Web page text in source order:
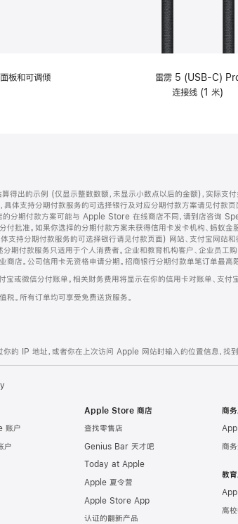
板和可调倾
雷雳 5 (USB-C)
连接线 (1 米)
得出的示例 (仅显示整数数额，未显示小数点以后的金额)，实际支
具体支持分期付款服务的可选择银行及对应分期付款方案请见付款
分期付款方案可能与 Apple Store 在线商店不同，请到店咨询
付批准。如果你选择的分期付款方案未获得信用卡发卡机构、蚂蚁
支持分期付款服务的可选择银行请见付款页面) 网站、支付宝网站
分期付款服务只适用于个人消费者。企业和教育机构客户、企业
商店。公司信用卡无资格申请分期。招商银行分期付款单笔订单最
或微信分付账单。相关财务费用将显示在你的信用卡对账单、支付
。所有订单均可享受免费送货服务。
的 IP 地址，或者你在上次访问 Apple 网站时输入的位置信息，找到
账户
户
Apple Store 商店
查找零售店
Genius Bar 天才吧
Today at Apple
Apple 夏令营
Apple Store App
认证的翻新产品
商务
商
教育
高